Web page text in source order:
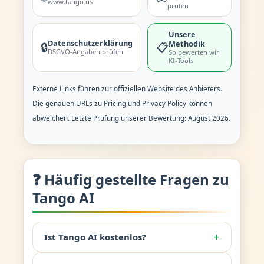
prüfen
🔒Datenschutzerklärung
DSGVO-Angaben prüfen 📋
Unsere
Methodik
So bewerten wir
KI-Tools
Externe Links führen zur offiziellen Website des Anbieters.
Die genauen URLs zu Pricing und Privacy Policy können
abweichen. Letzte Prüfung unserer Bewertung: August 2026.
❓ Häufig gestellte Fragen zu
Tango AI
Ist Tango AI kostenlos? +